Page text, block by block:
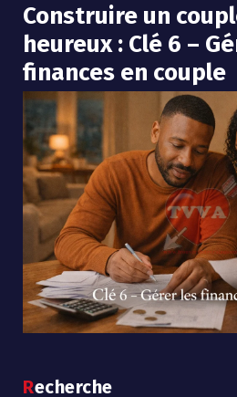
Construire un
heureux : Clé 6 –
finances en couple
Recherche